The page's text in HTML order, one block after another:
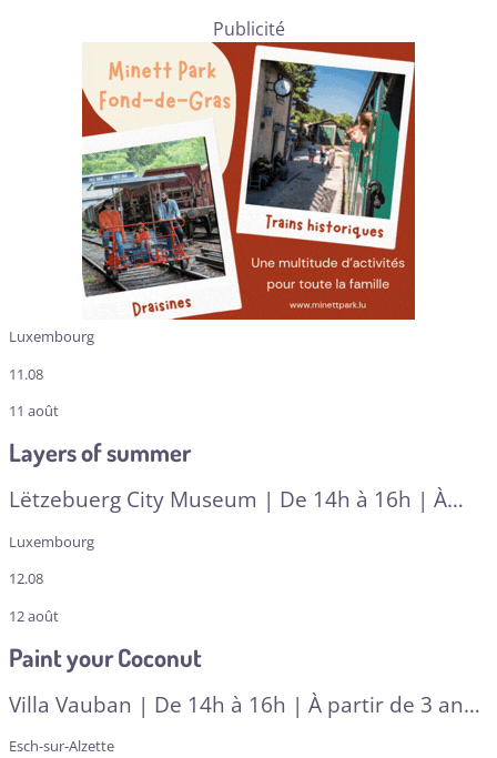
Publicité
Luxembourg
11.08
11 août
Layers of summer
Lëtzebuerg City Museum | De 14h à 16h | À
partir de 6 ans | En fr
Luxembourg
12.08
12 août
Paint your Coconut
Villa Vauban | De 14h à 16h | À partir de 3 ans
| Multilingue
Esch-sur-Alzette